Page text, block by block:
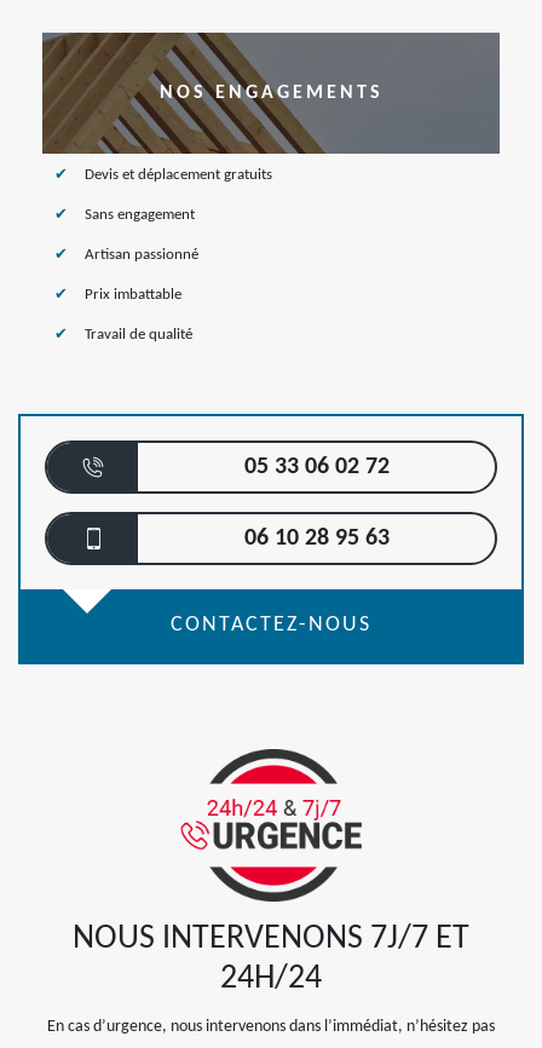
NOS ENGAGEMENTS
Devis et déplacement gratuits
Sans engagement
Artisan passionné
Prix imbattable
Travail de qualité
05 33 06 02 72
06 10 28 95 63
CONTACTEZ-NOUS
NOUS INTERVENONS 7J/7 ET
24H/24
En cas d’urgence, nous intervenons dans l’immédiat, n’hésitez pas